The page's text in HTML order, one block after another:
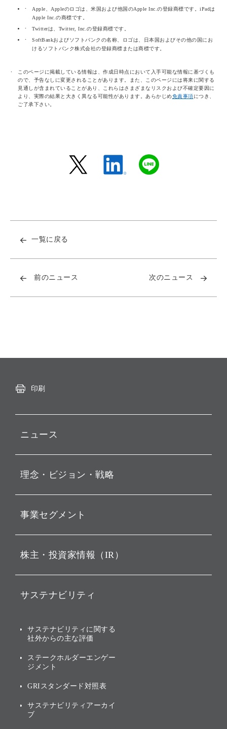
Apple、Appleのロゴは、米国および他国のApple Inc.の登録商標です。iPadは
Apple Inc.の商標です。
Twitterは、Twitter, Inc.の登録商標です。
SoftBankおよびソフトバンクの名称、ロゴは、日本国およびその他の国にお
けるソフトバンク株式会社の登録商標または商標です。
このページに掲載している情報は、作成日時点において入手可能な情報に基づくも
ので、予告なしに変更されることがあります。また、このページには将来に関する
見通しが含まれていることがあり、これらはさまざまなリスクおよび不確定要因に
より、実際の結果と大きく異なる可能性があります。あらかじめ免責事項につき、
ご了承下さい。
一覧に戻る
前のニュース 次のニュース
印刷
ニュース
お知らせ
動画配信
理念・ビジョン・戦略
経営理念
ビジョン
戦略
バリュー
ソフトバンクグループの歩
[AI] What dreams are made
事業セグメント
ソフトバンク・ビジョン・
その他
グループ企業一覧
株主・投資家情報（IR）
IRカレンダー
業績・財務
アニュアルレポート
株主・投資家情報（IR）に
サステナビリティ
トップメッセージ
サステナビリティの考え方
ガバナンス
サステナビリティに関する
社外からの主な評価
ステークホルダーエンゲー
ジメント
GRIスタンダード対照表
サステナビリティアーカイ
ブ